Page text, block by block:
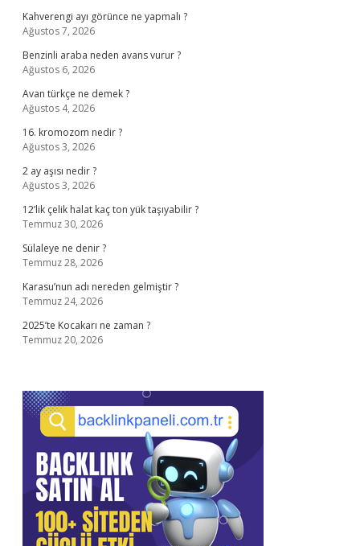
Kahverengi ayı görünce ne yapmalı ?
Ağustos 7, 2026
Benzinli araba neden avans vurur ?
Ağustos 6, 2026
Avan türkçe ne demek ?
Ağustos 4, 2026
16. kromozom nedir ?
Ağustos 3, 2026
2 ay aşısı nedir ?
Ağustos 3, 2026
12’lik çelik halat kaç ton yük taşıyabilir ?
Temmuz 30, 2026
Sülaleye ne denir ?
Temmuz 28, 2026
Karasu’nun adı nereden gelmiştir ?
Temmuz 24, 2026
2025’te Kocakarı ne zaman ?
Temmuz 20, 2026